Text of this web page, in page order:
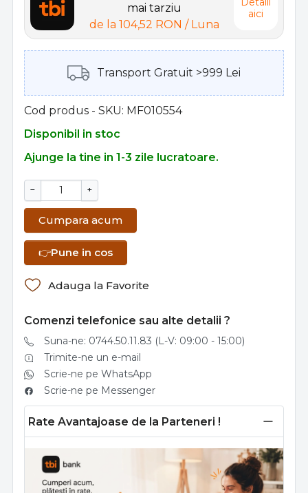
mai tarziu
de la 104,52 RON / Luna
aici
Transport Gratuit >999 Lei
Cod produs - SKU MF010554
Disponibil in stoc
Ajunge la tine in 1-3 zile lucratoare.
− +
Cumpara acum
👉Pune in cos
Adauga la Favorite
Comenzi telefonice sau alte detalii ?
Suna-ne: 0744.50.11.83 (L-V: 09:00 - 15:00)
Trimite-ne un e-mail
Scrie-ne pe WhatsApp
Scrie-ne pe Messenger
Rate Avantajoase de la Parteneri !